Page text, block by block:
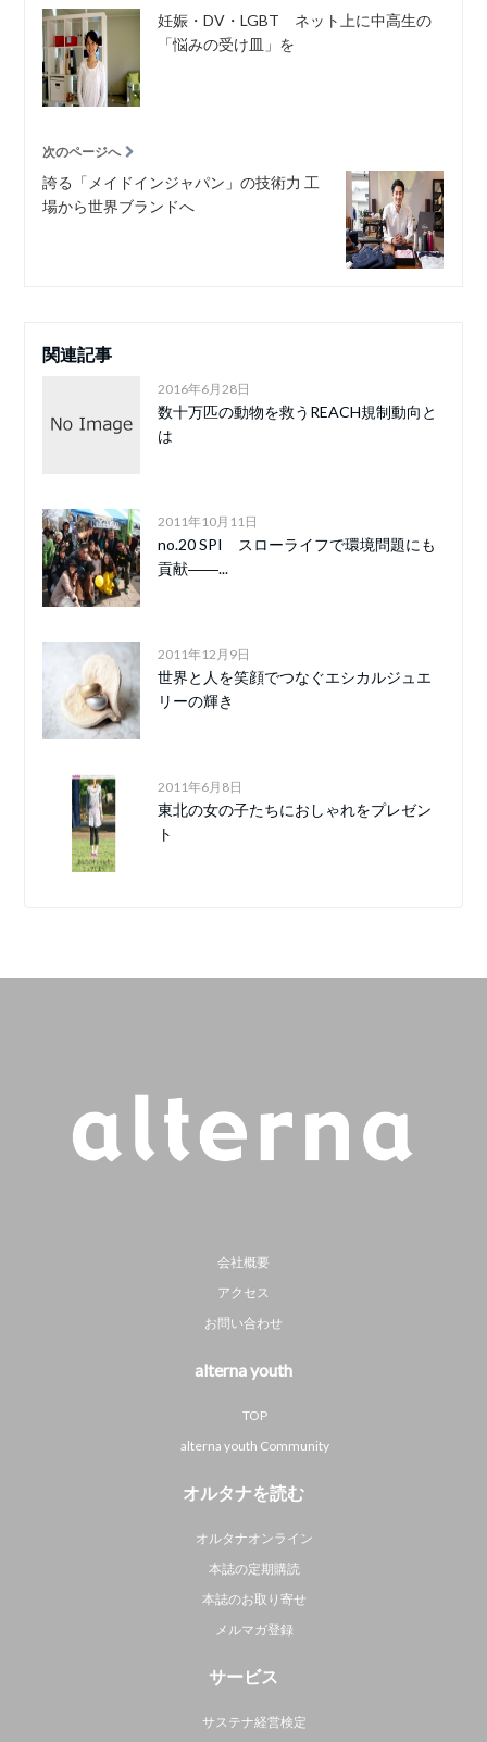
妊娠・DV・LGBT ネット上に中高生の
「悩みの受け皿」を
次のページへ
誇る「メイドインジャパン」の技術力 工
場から世界ブランドへ
関連記事
2016年6月28日
数十万匹の動物を救うREACH規制動向と
は
2011年10月11日
no.20 SPI スローライフで環境問題にも
貢献――...
2011年12月9日
世界と人を笑顔でつなぐエシカルジュエ
リーの輝き
2011年6月8日
東北の女の子たちにおしゃれをプレゼン
ト
会社概要
アクセス
お問い合わせ
alterna youth
TOP
alterna youth Community
オルタナを読む
オルタナオンライン
本誌の定期購読
本誌のお取り寄せ
メルマガ登録
サービス
サステナ経営検定